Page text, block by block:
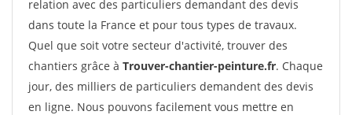
relation avec des particuliers demandant des devis
dans toute la France et pour tous types de travaux.
Quel que soit votre secteur d'activité, trouver des
chantiers grâce à Trouver-chantier-peinture.fr. Chaque
jour, des milliers de particuliers demandent des devis
en ligne. Nous pouvons facilement vous mettre en